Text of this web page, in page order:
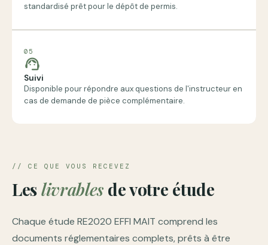
standardisé prêt pour le dépôt de permis.
05
support_agent
Suivi
Disponible pour répondre aux questions de l'instructeur en
cas de demande de pièce complémentaire.
// CE QUE VOUS RECEVEZ
Leslivrables de votre étude
Chaque étude RE2020 EFFI MAIT comprend les
documents réglementaires complets, prêts à être